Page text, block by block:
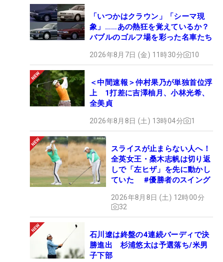
「いつかはクラウン」「シーマ現
象」……あの熱狂を覚えているか？
バブルのゴルフ場を彩った名車たち
2026年8月7日 (金) 11時30分 10
＜中間速報＞仲村果乃が単独首位浮
上 1打差に吉澤柚月、小林光希、
全美貞
2026年8月8日 (土) 13時04分 1
スライスが止まらない人へ！
全英女王・桑木志帆は切り返
しで「左ヒザ」を先に動かし
ていた #優勝者のスイング
2026年8月8日 (土) 12時00分
32
石川遼は終盤の4連続バーディで決
勝進出 杉浦悠太は予選落ち/米男
子下部